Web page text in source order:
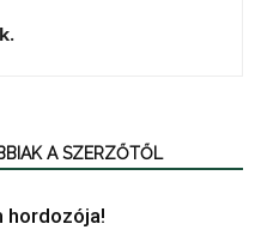
A SZERZŐTŐL
hordozója!